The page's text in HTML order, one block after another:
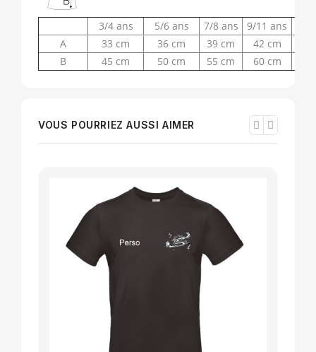
3/4 ans 5/6 ans 7/8 ans 9/11 ans
A
33 cm 36 cm 39 cm 42 cm
B
45 cm 50 cm 55 cm 60 cm
VOUS POURRIEZ AUSSI AIMER